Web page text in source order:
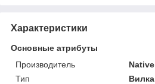
Характеристики
Основные атрибуты
Производитель
Native
Тип
Вилка